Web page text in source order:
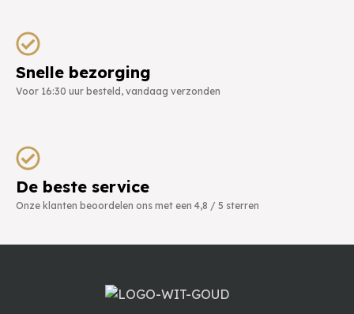
Snelle bezorging
Voor 16:30 uur besteld, vandaag verzonden
De beste service
Onze klanten beoordelen ons met een 4,8 / 5 sterren